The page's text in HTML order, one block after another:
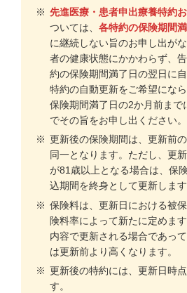
※ 先進医療・患者申出療養特約
ついては、 各特約の保険期間
に継続しない旨のお申し出が
者の健康状態にかかわらず、
約の保険期間満了日の翌日に自
特約の自動更新をご希望にな
保険期間満了日の2か月前まで
でその旨をお申し出ください。
※ 更新後の保険期間は、更新前
同一となります。ただし、更
が81歳以上となる場合は、保
込期間を終身として更新します
※ 保険料は、更新日における被
険料率によって新たに定めま
内容で更新される場合であっ
は更新前より高くなります。
※ 更新後の特約には、更新日時
す。